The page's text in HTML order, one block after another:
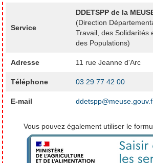
Service
DDETSPP de la
(Direction
Travail, des Solidarités
des Populations)
Adresse 11 rue Jeanne d'Arc
Téléphone 03 29 77 42 00
E-mail
Vous pouvez également utiliser le